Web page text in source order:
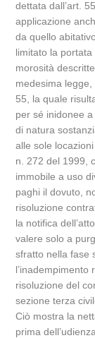
dettata dall’art.
applicazione
da quello
limitato la
morosità
medesima legge,
55, la quale
per sé inidonee
di natura
alle sole
n. 272 del 1999,
immobile a uso
paghi il dovuto,
risoluzione
la notifica
valere solo a
sfratto nella fase
l’inadempimento
risoluzione del
sezione terza
Ciò mostra la
prima